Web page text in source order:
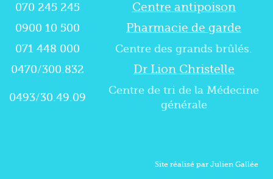
070 245 245
Centre antipoison
0900 10 500 Pharmacie de garde
071 448 000
Centre des grands brûlés.
0470/300.832
Dr Lion Christelle
0493/30.49.09
Centre de tri de la Médecine
générale
Site réalisé par Julien Gallée